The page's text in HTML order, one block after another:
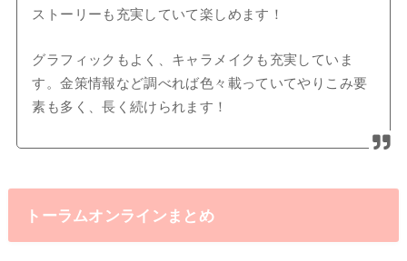
ストーリーも充実していて楽しめます！
グラフィックもよく、キャラメイクも充実していま
す。金策情報など調べれば色々載っていてやりこみ要
素も多く、長く続けられます！
トーラムオンラインまとめ